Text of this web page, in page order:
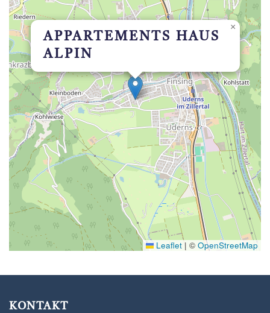
APPARTEMENTS HAUS
ALPIN
×
Leaflet | © OpenStreetMap
KONTAKT